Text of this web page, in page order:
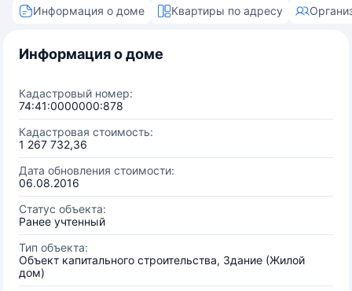
Информация о доме Квартиры по адресу
Информация о доме
Кадастровый номер:
74:41:0000000:878
Кадастровая стоимость:
1 267 732,36
Дата обновления стоимости:
06.08.2016
Статус объекта:
Ранее учтенный
Тип объекта:
Объект капитального строительства, Здание (Жилой
дом)